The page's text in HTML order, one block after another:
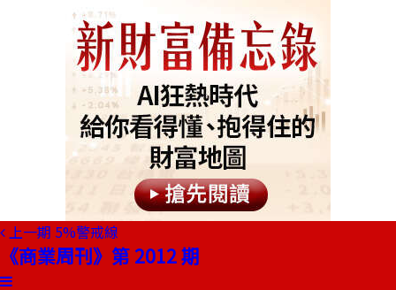
上一期 5%警戒線
《商業周刊》第 2012 期